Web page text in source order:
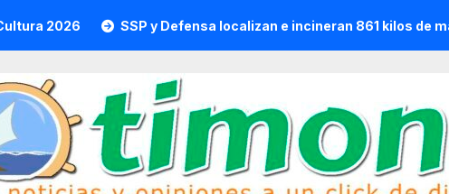
SSP y Defensa localizan e incineran 861 kilos de marihuana en